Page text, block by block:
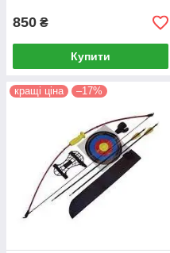
850 ₴
Купити
кращі ціна –17%